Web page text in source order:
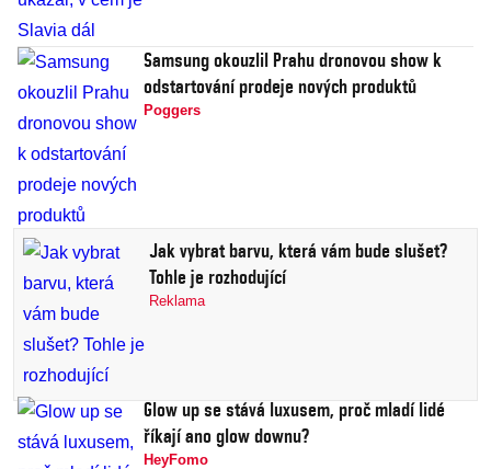
Samsung okouzlil Prahu dronovou show k
odstartování prodeje nových produktů
Poggers
Jak vybrat barvu, která vám bude slušet?
Tohle je rozhodující
Reklama
Glow up se stává luxusem, proč mladí lidé
říkají ano glow downu?
HeyFomo